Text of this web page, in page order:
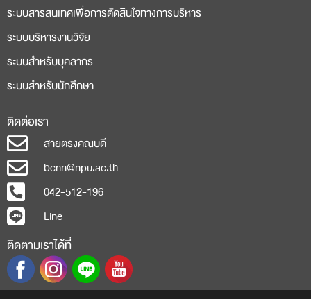
ระบบสารสนเทศเพื่อการตัดสินใจทางการบริหาร
ระบบบริหารงานวิจัย
ระบบสำหรับบุคลากร
ระบบสำหรับนักศึกษา
ติดต่อเรา
สายตรงคณบดี
bcnn@npu.ac.th
042-512-196
Line
ติดตามเราได้ที่